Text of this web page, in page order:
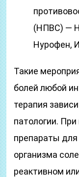
(НПВС) —
Нурофен,
Такие
болей любой
терапия
патологии.
препараты для
организма
реактивном